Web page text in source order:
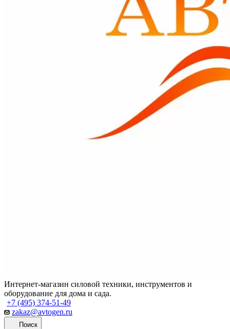
Интернет-магазин силовой техники, инструментов и
оборудование для дома и сада.
+7 (495) 374-51-49
zakaz@avtogen.ru
Поиск